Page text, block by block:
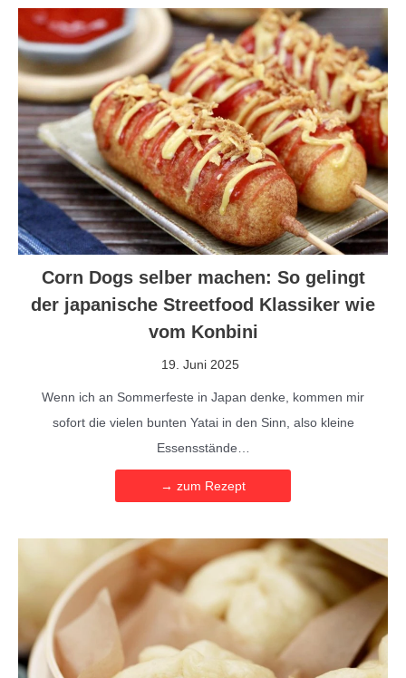
Corn Dogs selber machen: So gelingt
der japanische Streetfood Klassiker wie
vom Konbini
19. Juni 2025
Wenn ich an Sommerfeste in Japan denke, kommen mir
sofort die vielen bunten Yatai in den Sinn, also kleine
Essensstände…
→ zum Rezept